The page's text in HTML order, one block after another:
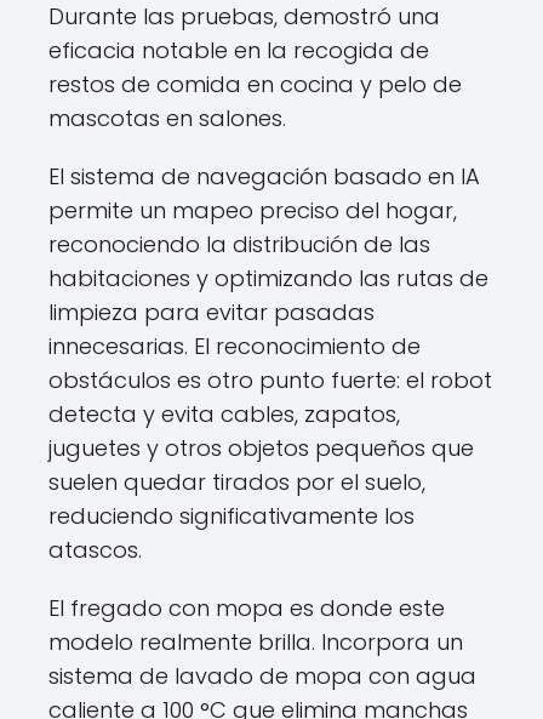
Durante las pruebas, demostró una
eficacia notable en la recogida de
restos de comida en cocina y pelo de
mascotas en salones.
El sistema de navegación basado en IA
permite un mapeo preciso del hogar,
reconociendo la distribución de las
habitaciones y optimizando las rutas de
limpieza para evitar pasadas
innecesarias. El reconocimiento de
obstáculos es otro punto fuerte: el robot
detecta y evita cables, zapatos,
juguetes y otros objetos pequeños que
suelen quedar tirados por el suelo,
reduciendo significativamente los
atascos.
El fregado con mopa es donde este
modelo realmente brilla. Incorpora un
sistema de lavado de mopa con agua
caliente a 100 °C que elimina manchas